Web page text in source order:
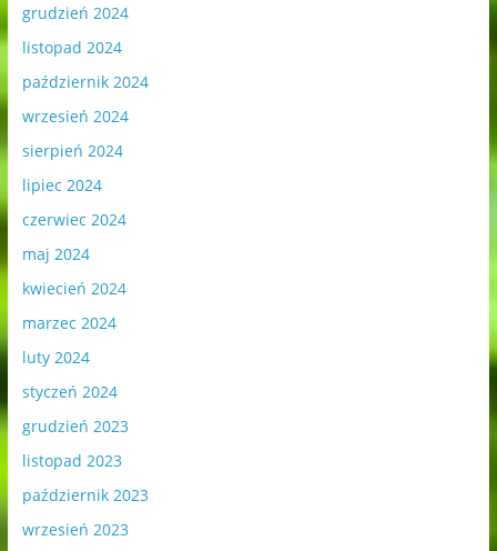
grudzień 2024
listopad 2024
październik 2024
wrzesień 2024
sierpień 2024
lipiec 2024
czerwiec 2024
maj 2024
kwiecień 2024
marzec 2024
luty 2024
styczeń 2024
grudzień 2023
listopad 2023
październik 2023
wrzesień 2023